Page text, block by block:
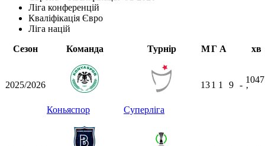
Ліга конференцій
Кваліфікація Євро
Ліга націй
Сезон
Команда Турнір МГ А хв
2025/2026
Коньяспор Суперліга
131 1 9 -
1047
ʼ